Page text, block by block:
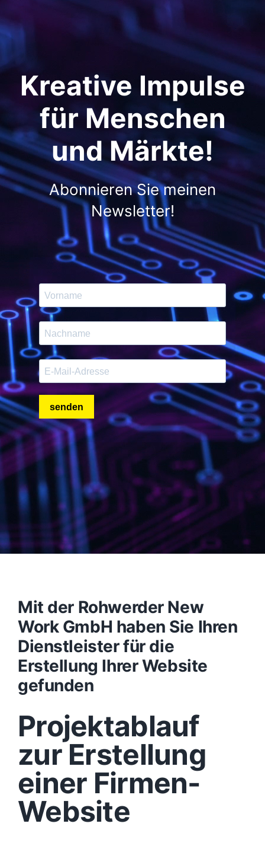
Kreative Impulse
für Menschen
und Märkte!
Abonnieren Sie meinen
Newsletter!
Mit der Rohwerder New
Work GmbH haben Sie Ihren
Dienstleister für die
Erstellung Ihrer Website
gefunden
Projektablauf
zur Erstellung
einer Firmen-
Website